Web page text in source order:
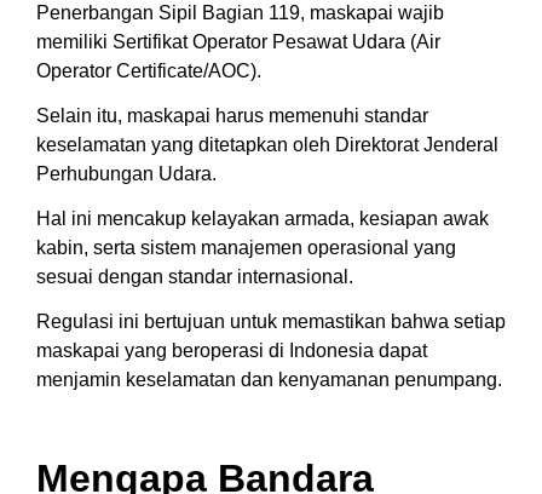
Penerbangan Sipil Bagian 119, maskapai wajib
memiliki Sertifikat Operator Pesawat Udara (Air
Operator Certificate/AOC).
Selain itu, maskapai harus memenuhi standar
keselamatan yang ditetapkan oleh Direktorat Jenderal
Perhubungan Udara.
Hal ini mencakup kelayakan armada, kesiapan awak
kabin, serta sistem manajemen operasional yang
sesuai dengan standar internasional.
Regulasi ini bertujuan untuk memastikan bahwa setiap
maskapai yang beroperasi di Indonesia dapat
menjamin keselamatan dan kenyamanan penumpang.
Mengapa Bandara